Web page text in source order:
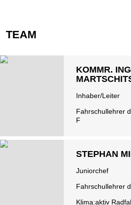
TEAM
KOMMR.
Inhaber/Leiter
Fahrschullehrer
F
STEPHAN
Juniorchef
Fahrschullehrer
Klima:aktiv